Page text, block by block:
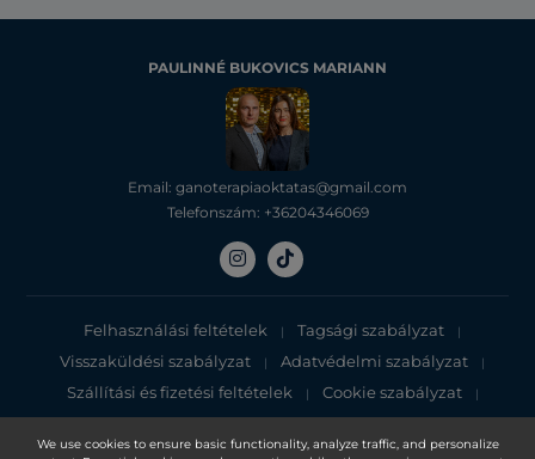
We use cookies to ensure basic functionality, analyze traffic, and personalize
PAULINNÉ BUKOVICS MARIANN
Email: ganoterapiaoktatas@gmail.com
Telefonszám: +36204346069
Felhasználási feltételek | Tagsági szabályzat |
Visszaküldési szabályzat | Adatvédelmi szabályzat |
Szállítási és fizetési feltételek | Cookie szabályzat |
Adatvédelmi tájékoztató